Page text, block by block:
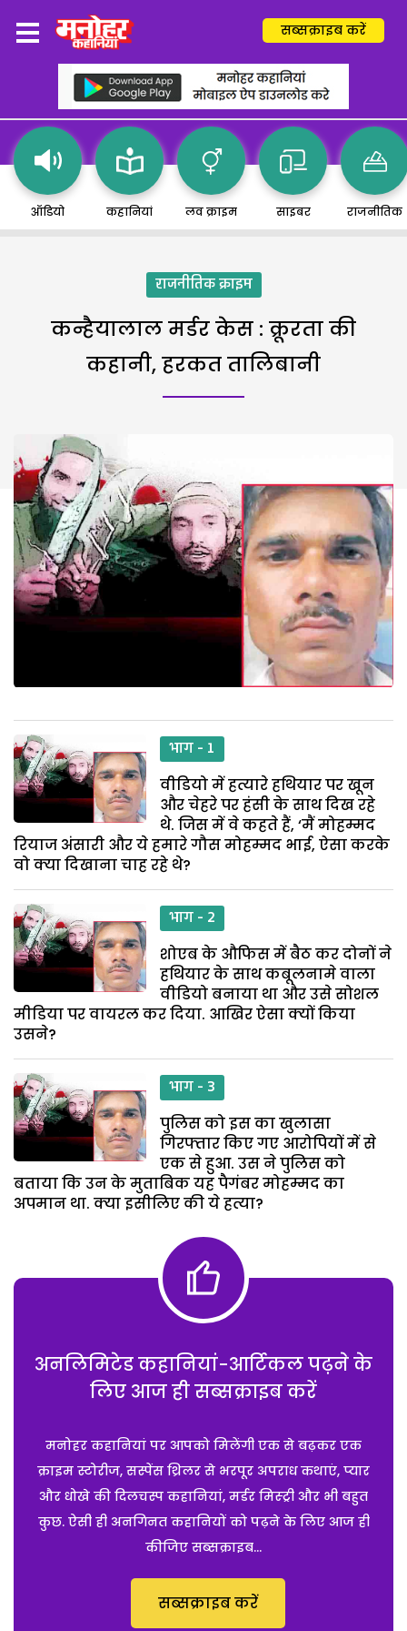
सब्सक्राइब करें
ऑडियो कहानियां लव क्राइम साइबर राजनीतिक
राजनीतिक क्राइम
कन्हैयालाल मर्डर केस : क्रूरता की
कहानी, हरकत तालिबानी
भाग - 1
वीडियो में हत्यारे हथियार पर खून
और चेहरे पर हंसी के साथ दिख रहे
थे. जिस में वे कहते हैं, ‘मैं मोहम्मद
रियाज अंसारी और ये हमारे गौस मोहम्मद भाई, ऐसा करके
वो क्या दिखाना चाह रहे थे?
भाग - 2
शोएब के औफिस में बैठ कर दोनों ने
हथियार के साथ कबूलनामे वाला
वीडियो बनाया था और उसे सोशल
मीडिया पर वायरल कर दिया. आखिर ऐसा क्यों किया
उसने?
भाग - 3
पुलिस को इस का खुलासा
गिरफ्तार किए गए आरोपियों में से
एक से हुआ. उस ने पुलिस को
बताया कि उन के मुताबिक यह पैगंबर मोहम्मद का
अपमान था. क्या इसीलिए की ये हत्या?
अनलिमिटेड कहानियां-आर्टिकल पढ़ने के
लिए आज ही सब्सक्राइब करें
मनोहर कहानियां पर आपको मिलेंगी एक से बढ़कर एक
क्राइम स्टोरीज, सस्पेंस थ्रिलर से भरपूर अपराध कथाएं, प्यार
और धोखे की दिलचस्प कहानियां, मर्डर मिस्ट्री और भी बहुत
कुछ. ऐसी ही अनगिनत कहानियों को पढ़ने के लिए आज ही
कीजिए सब्सक्राइब...
सब्सक्राइब करें